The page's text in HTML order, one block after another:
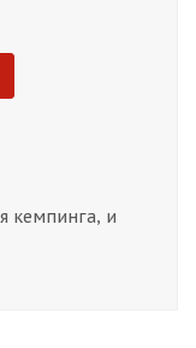
кемпинга, и